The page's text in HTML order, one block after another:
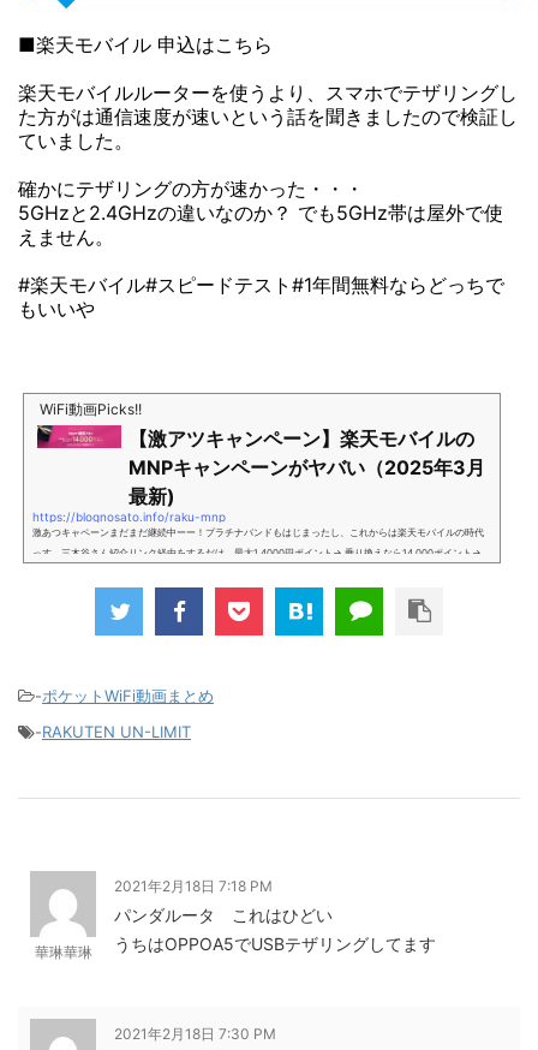
■楽天モバイル 申込はこちら
楽天モバイルルーターを使うより、スマホでテザリングし
た方がは通信速度が速いという話を聞きましたので検証し
ていました。
確かにテザリングの方が速かった・・・
5GHzと2.4GHzの違いなのか？ でも5GHz帯は屋外で使
えません。
#楽天モバイル#スピードテスト#1年間無料ならどっちで
もいいや
WiFi動画Picks!!
【激アツキャンペーン】楽天モバイルの
MNPキャンペーンがヤバい（2025年3月
最新)
https://blognosato.info/raku-mnp
激あつキャペーンまだまだ継続中ーー！プラチナバンドもはじまったし、これからは楽天モバイルの時代
っす。三木谷さん紹介リンク経由をするだけ。最大1,4000円ポイント→ 乗り換えなら14,000ポイント→
け」とも思えるポイントばら撒きキャンペーンを発動してきました。■キャンペーン概要三木谷社長の特
別招待ページから楽天モバイ...
-ポケットWiFi動画まとめ
-RAKUTEN UN-LIMIT
華琳華琳
2021年2月18日 7:18 PM
パンダルータ これはひどい
うちはOPPOA5でUSBテザリングしてます
2021年2月18日 7:30 PM